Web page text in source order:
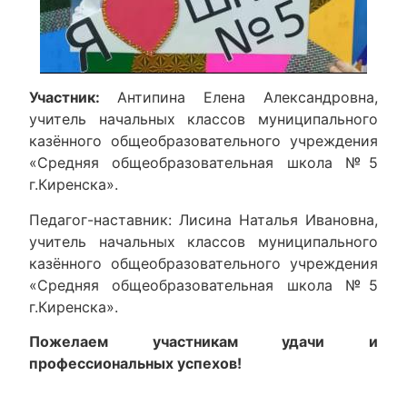
Участник: Антипина Елена Александровна,
учитель начальных классов муниципального
казённого общеобразовательного учреждения
«Средняя общеобразовательная школа №5
г.Киренска».
Педагог-наставник: Лисина Наталья Ивановна,
учитель начальных классов муниципального
казённого общеобразовательного учреждения
«Средняя общеобразовательная школа №5
г.Киренска».
Пожелаем участникам удачи и
профессиональных успехов!